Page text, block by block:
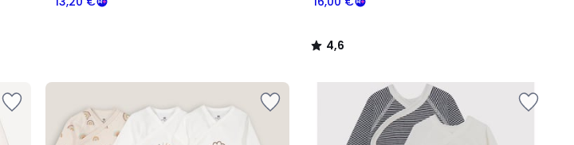
4,6
/